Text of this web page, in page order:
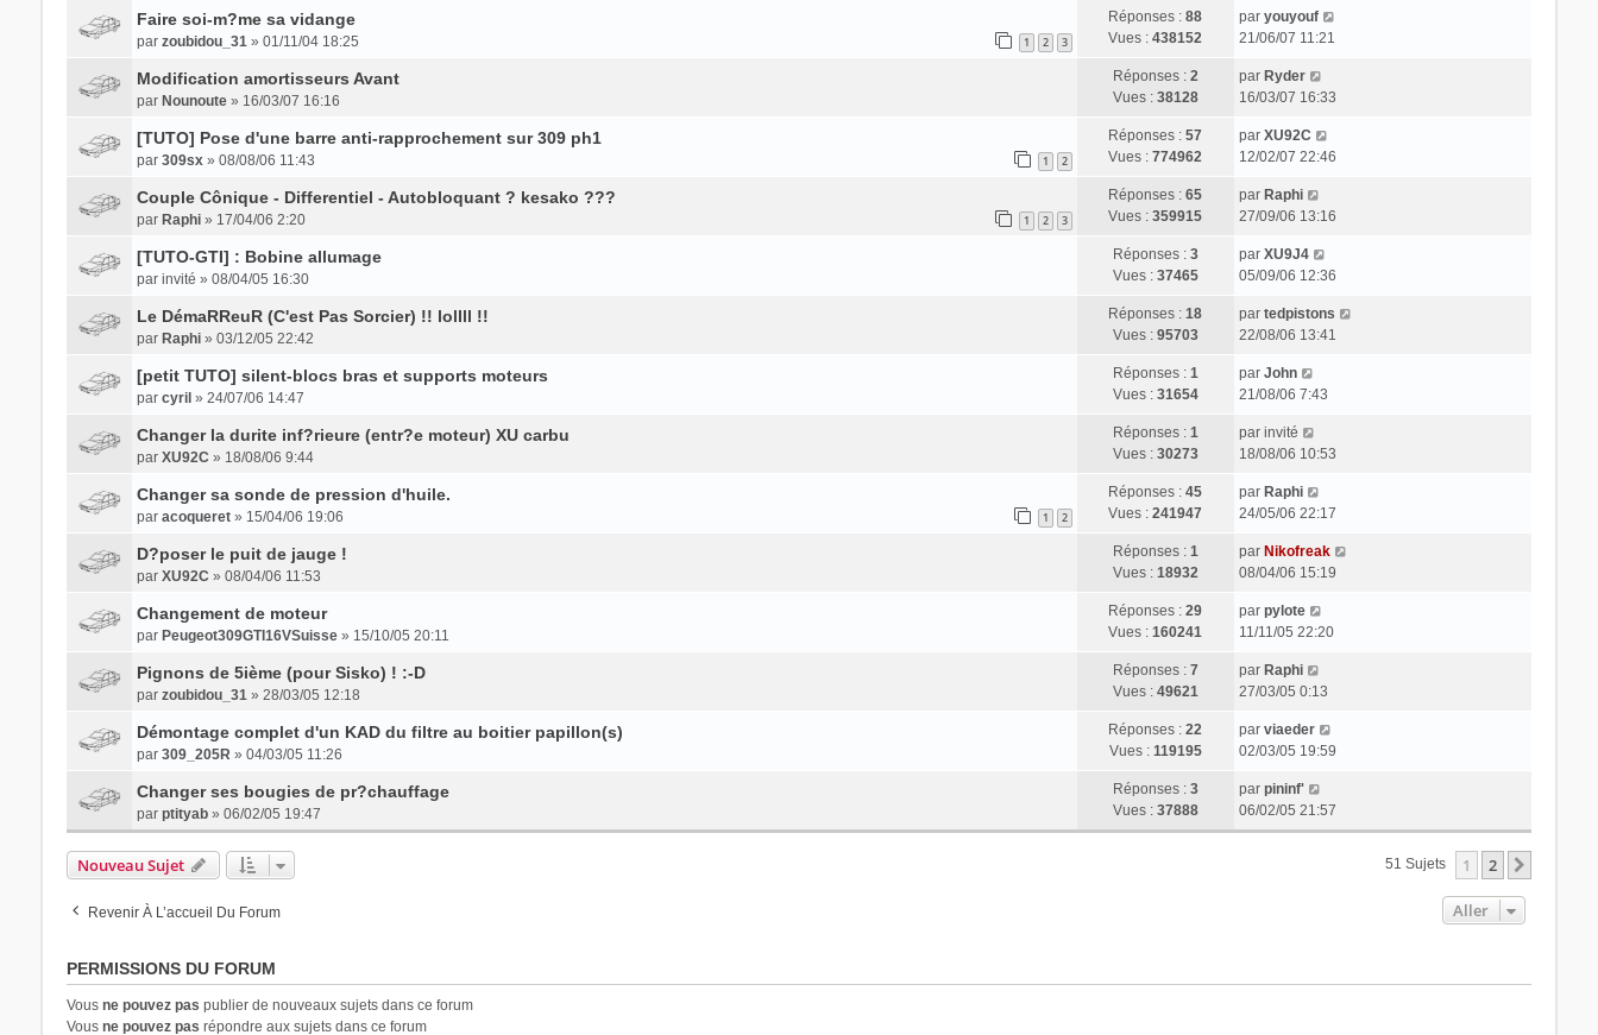
Faire soi-m?me sa vidange
par zoubidou_31» 01/11/04 18:25 1 2 3
Réponses :88
Vues :438152
par youyouf
21/06/07 11:21
Modification amortisseurs Avant
par Nounoute» 16/03/07 16:16
Réponses : 2
Vues : 38128
par Ryder
16/03/07 16:33
[TUTO] Pose d'une barre anti-rapprochement sur 309 ph1
par 309sx» 08/08/06 11:43 1 2
Réponses :57
Vues :774962
par XU92C
12/02/07 22:46
Couple Cônique - Differentiel - Autobloquant ? kesako ???
par Raphi» 17/04/06 2:20 1 2 3
Réponses :65
Vues :359915
par Raphi
27/09/06 13:16
[TUTO-GTI] : Bobine allumage
par invité » 08/04/05 16:30
Réponses : 3
Vues : 37465
par XU9J4
05/09/06 12:36
Le DémaRReuR (C'est Pas Sorcier) !! lollll !!
par Raphi» 03/12/05 22:42
Réponses :18
Vues : 95703
par tedpistons
22/08/06 13:41
[petit TUTO] silent-blocs bras et supports moteurs
par cyril» 24/07/06 14:47
Réponses : 1
Vues : 31654
par John
21/08/06 7:43
Changer la durite inf?rieure (entr?e moteur) XU carbu
par XU92C » 18/08/06 9:44
Réponses : 1
Vues : 30273
par invité
18/08/06 10:53
Changer sa sonde de pression d'huile.
par acoqueret» 15/04/06 19:06 1 2
Réponses :45
Vues :241947
par Raphi
24/05/06 22:17
D?poser le puit de jauge !
par XU92C » 08/04/06 11:53
Réponses : 1
Vues : 18932
par Nikofreak
08/04/06 15:19
Changement de moteur
par Peugeot309GTI16VSuisse» 15/10/05 20:11
Réponses :29
Vues :160241
par pylote
11/11/05 22:20
Pignons de 5ième (pour Sisko) ! :-D
par zoubidou_31» 28/03/05 12:18
Réponses : 7
Vues : 49621
par Raphi
27/03/05 0:13
Démontage complet d'un KAD du filtre au boitier papillon(s)
par 309_205R » 04/03/05 11:26
Réponses :22
Vues : 119195
par viaeder
02/03/05 19:59
Changer ses bougies de pr?chauffage
par ptityab» 06/02/05 19:47
Réponses : 3
Vues : 37888
par pininf'
06/02/05 21:57
Nouveau Sujet 51 Sujets 1 2
Revenir À L’accueil Du Forum Aller
PERMISSIONS DU FORUM
Vous ne pouvez pas publier de nouveaux sujets dans ce forum
Vous ne pouvez pas répondre aux sujets dans ce forum